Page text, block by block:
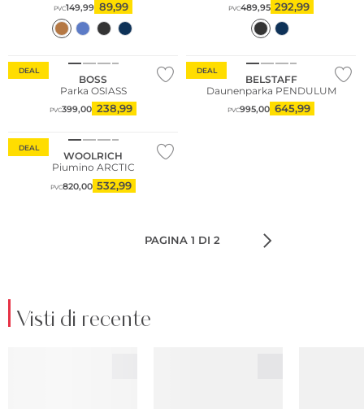
PVC149,99 89,99 PVC489,95 292,99
DEAL
BOSS
Parka OSIASS
PVC399,00 238,99
DEAL
BELSTAFF
Daunenparka PENDULUM
PVC995,00 645,99
DEAL
WOOLRICH
Piumino ARCTIC
PVC820,00 532,99
PAGINA 1 DI 2
Visti di recente